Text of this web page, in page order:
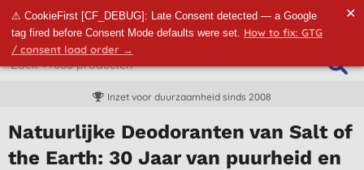
⚠ CookieFirst [CF_DEBUG]: Late Consent detected — a Google
tag fired before Consent Mode defaults were set. How to fix: GTG
/ consent load order →
✕
Inzet voor duurzaamheid sinds 2008
Natuurlijke Deodoranten van Salt of
the Earth: 30 Jaar van puurheid en